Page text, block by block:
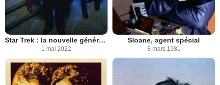
Star Trek : la nouvelle génération
1 mai 2022
Sloane, agent spécial
8 mars 1981